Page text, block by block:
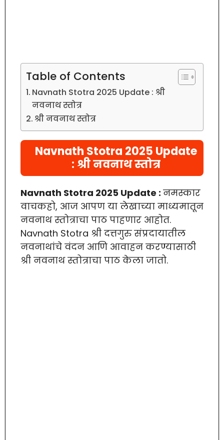
Table of Contents
Navnath Stotra 2025 Update : श्री
नवनाथ स्तोत्र
श्री नवनाथ स्तोत्र
Navnath Stotra 2025 Update
: श्री नवनाथ स्तोत्र
Navnath Stotra 2025 Update : नमस्कार
वाचकहो, आज आपण या लेखाच्या माध्यमातून
नवनाथ स्तोत्राचा पाठ पाहणार आहोत.
Navnath Stotra श्री दत्तगुरु संप्रदायातील
नवनाथांचे वंदन आणि आवाहन करण्यासाठी
श्री नवनाथ स्तोत्राचा पाठ केला जातो.